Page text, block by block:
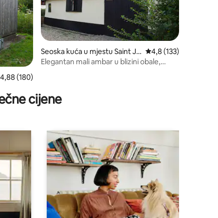
ocjena 4,88 od 5, recenzija: 180
4,88 (180)
Seoska kuća u mjestu Saint Ja
mes South Elmham
prosječna ocjena 4,8
4,8 (133)
Elegantan mali ambar u blizini obale,
cijene